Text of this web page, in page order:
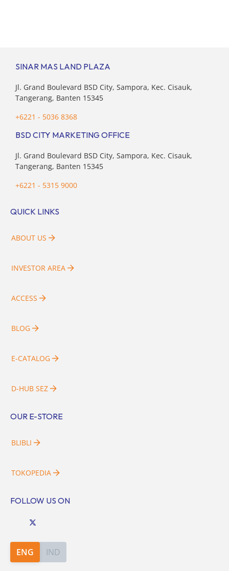
SINAR MAS LAND PLAZA
Jl. Grand Boulevard BSD City, Sampora, Kec. Cisauk,
Tangerang, Banten 15345
+6221 - 5036 8368
BSD CITY MARKETING OFFICE
Jl. Grand Boulevard BSD City, Sampora, Kec. Cisauk,
Tangerang, Banten 15345
+6221 - 5315 9000
QUICK LINKS
ABOUT US
INVESTOR AREA
ACCESS
BLOG
E-CATALOG
D-HUB SEZ
OUR E-STORE
BLIBLI
TOKOPEDIA
FOLLOW US ON
ENG IND